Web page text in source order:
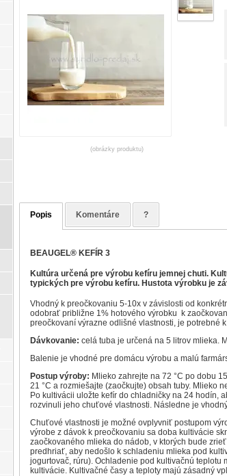
(obrázky produktu)
Popis Komentáre ?
BEAUGEL® KEFÍR 3
Kultúra určená pre výrobu kefíru jemnej chuti.
typických pre výrobu kefíru. Hustota výrobku je
Vhodný k preočkovaniu 5-10x v závislosti od
odobrať približne 1% hotového výrobku k
preočkovaní výrazne odlišné vlastnosti, je potrebné
Dávkovanie: celá tuba je určená na 5 litrov mlieka.
Balenie je vhodné pre domácu výrobu a malú
Postup výroby: Mlieko zahrejte na 72 °C po dobu
21 °C a rozmiešajte (zaočkujte) obsah tuby. Mlieko
Po kultivácii uložte kefír do chladničky na 24 hodín,
rozvinuli jeho chuťové vlastnosti. Následne je
Chuťové vlastnosti je možné ovplyvniť postupom
výrobe z dávok k preočkovaniu sa doba kultivácie
zaočkovaného mlieka do nádob, v ktorých bude
predhriať, aby nedošlo k schladeniu mlieka pod
jogurtovač, rúru). Ochladenie pod kultivačnú teplotu
kultivácie. Kultivačné časy a teploty majú zásadný